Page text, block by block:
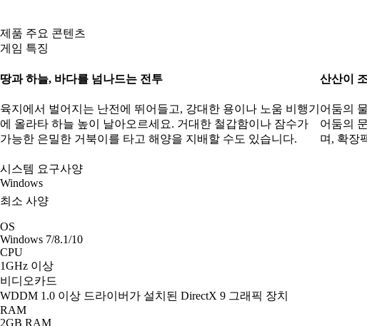
제품 주요 콘텐츠
게임 특징
땅과 하늘, 바다를 넘나드는 전투
육지에서 벌어지는 난전에 뛰어들고, 강대한 용이나 노움 비행기
에 올라타 하늘 높이 날아오르세요. 거대한 철갑함이나 잠수가
가능한 은밀한 거북이를 타고 해양을 지배할 수도 있습니다.
산산이
어둠의
어둠의
며, 확장
시스템 요구사양
Windows
최소 사양
OS
Windows 7/8.1/10
CPU
1GHz 이상
비디오카드
WDDM 1.0 이상 드라이버가 설치된 DirectX 9 그래픽 장치
RAM
2GB RAM